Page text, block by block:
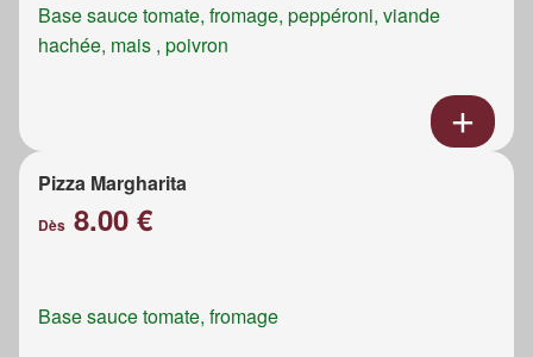
Base sauce tomate, fromage, peppéroni, viande
hachée, mais , poivron
Pizza Margharita
Dès 8.00 €
Base sauce tomate, fromage